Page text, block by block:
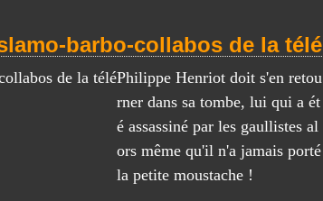
barbo-collabos de la télé
Philippe Henriot doit s'en retou
rner dans sa tombe, lui qui a ét
é assassiné par les gaullistes al
ors même qu'il n'a jamais porté
la petite moustache !